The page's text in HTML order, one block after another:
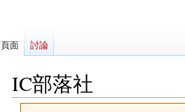
IC部落社
頁面 討論